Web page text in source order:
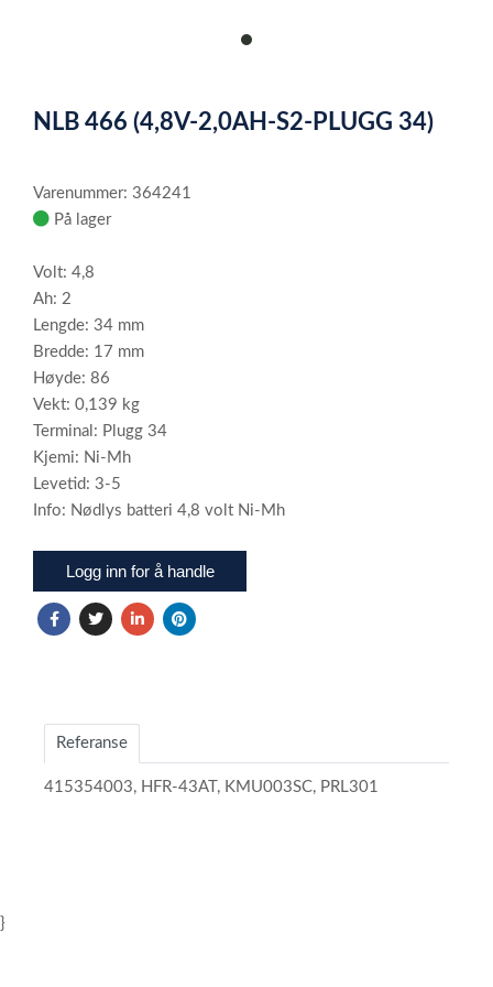
item
of
NLB 466 (4,8V-2,0AH-S2-PLUGG 34)
Varenummer: 364241
På lager
Volt: 4,8
Ah: 2
Lengde: 34 mm
Bredde: 17 mm
Høyde: 86
Vekt: 0,139 kg
Terminal: Plugg 34
Kjemi: Ni-Mh
Levetid: 3-5
Info: Nødlys batteri 4,8 volt Ni-Mh
Logg inn for å handle
Referanse
415354003, HFR-43AT, KMU003SC, PRL301
}